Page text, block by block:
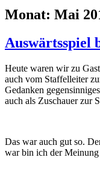
Monat: Mai
Auswärtsspiel
Heute waren wir zu
auch vom Staffelleiter
Gedanken
auch als Zuschauer zur
Das war auch gut so.
war bin ich der